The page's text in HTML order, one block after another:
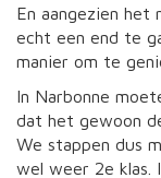
En aangezien
echt een end te
manier om te
In Narbonne
dat het gewoon
We stappen dus
wel weer 2e klas.